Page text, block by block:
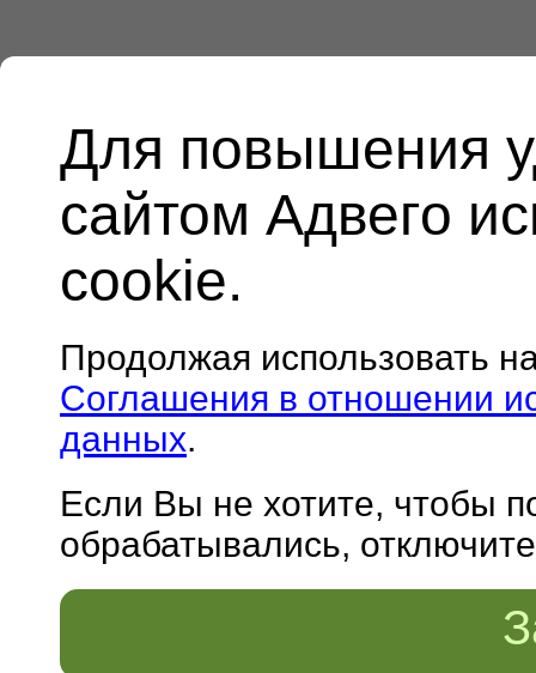
Для повышения
сайтом Адвего
cookie.
Продолжая использовать
Соглашения в отношении
данных.
Если Вы не хотите, чтобы
обрабатывались,